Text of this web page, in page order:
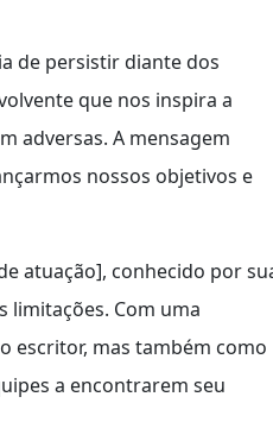
de persistir diante dos
que nos inspira a
adversas. A mensagem
nossos objetivos e
atuação], conhecido por
limitações. Com uma
escritor, mas também como
a encontrarem seu